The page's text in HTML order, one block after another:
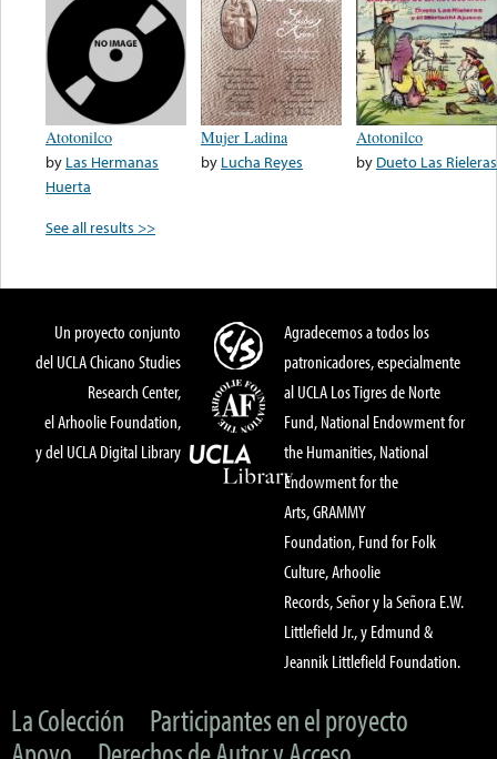
Atotonilco
by Las Hermanas
Huerta
Mujer Ladina
by Lucha Reyes
Atotonilco
by Dueto Las Rieleras
See all results >>
Un proyecto conjunto
del UCLA Chicano Studies
Research Center,
el Arhoolie Foundation,
y del UCLA Digital Library
Agradecemos a todos los
patronicadores, especialmente
al UCLA Los Tigres de Norte
Fund, National Endowment for
the Humanities, National
Endowment for the
Arts, GRAMMY
Foundation, Fund for Folk
Culture, Arhoolie
Records, Señor y la Señora E.W.
Littlefield Jr., y Edmund &
Jeannik Littlefield Foundation.
La Colección
Participantes en el proyecto